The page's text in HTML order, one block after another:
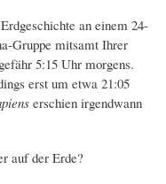
an einem 24-
Gruppe mitsamt Ihrer
5:15 Uhr morgens.
erst um etwa 21:05
erschien irgendwann
auf der Erde?